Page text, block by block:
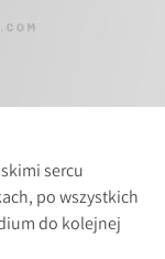
sercu
po wszystkich
do kolejnej